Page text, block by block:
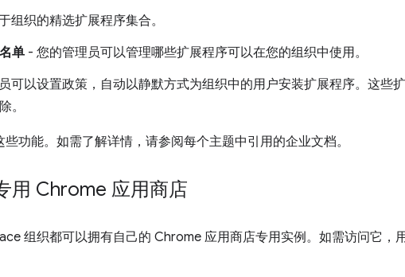
组织的精选扩展程序集合。
单 - 您的管理员可以管理哪些扩展程序可以在您的组织中使用。
可以设置政策，自动以静默方式为组织中的用户安装扩展程序。这些
。
功能。如需了解详情，请参阅每个主题中引用的企业文档。
用 Chrome 应用商店
组织都可以拥有自己的 Chrome 应用商店专用实例。如需访问它，